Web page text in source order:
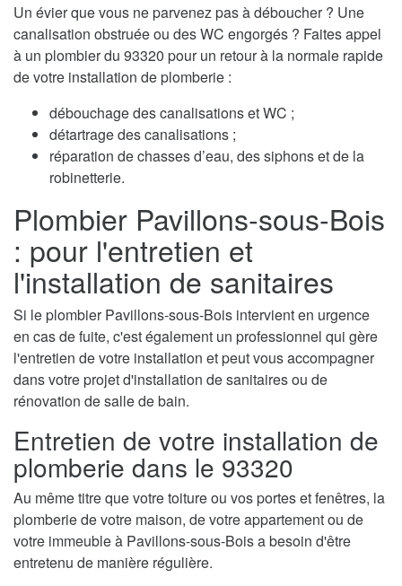
Un évier que vous ne parvenez pas à déboucher ? Une
canalisation obstruée ou des WC engorgés ? Faites appel
à un plombier du 93320 pour un retour à la normale rapide
de votre installation de plomberie :
débouchage des canalisations et WC ;
détartrage des canalisations ;
réparation de chasses d’eau, des siphons et de la
robinetterie.
Plombier Pavillons-sous-Bois
: pour l'entretien et
l'installation de sanitaires
Si le plombier Pavillons-sous-Bois intervient en urgence
en cas de fuite, c'est également un professionnel qui gère
l'entretien de votre installation et peut vous accompagner
dans votre projet d'installation de sanitaires ou de
rénovation de salle de bain.
Entretien de votre installation de
plomberie dans le 93320
Au même titre que votre toiture ou vos portes et fenêtres, la
plomberie de votre maison, de votre appartement ou de
votre immeuble à Pavillons-sous-Bois a besoin d'être
entretenu de manière régulière.